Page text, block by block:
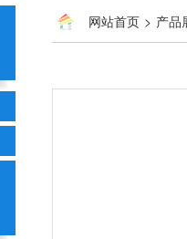
网站首页 > 产品